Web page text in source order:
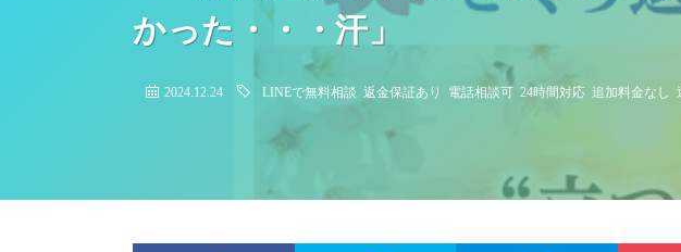
かった・・・汗」
2024.12.24 LINEで無料相談 返金保証あり 電話相談可 24時間対応 追加料金なし